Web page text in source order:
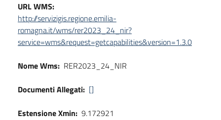
URL WMS:
http://servizigis.regione.emilia-
romagna.it/wms/rer2023_24_nir?
service=wms&request=getcapabilities&version=1.3.0
Nome Wms: RER2023_24_NIR
Documenti Allegati: []
Estensione Xmin: 9.172921